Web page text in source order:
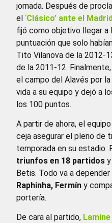
jornada. Después de
el ‘Clásico’ ante el
fijó como objetivo llegar a
puntuación que solo
Tito Vilanova de la 2012-
de la 2011-12.
el campo del Alavés por la
vida a su equipo y dejó a
los 100 puntos.
A partir de ahora, el
ceja asegurar el pleno de
temporada en su estadio.
triunfos en 18 partidos
Betis. Todo va a depender
Raphinha, Fermín y
portería.
De cara al partido,